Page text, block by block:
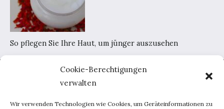
Cookie-Berechtigungen
verwalten
Wir verwenden Technologien wie Cookies, um Geräteinformationen zu
So pflegen Sie Ihre Haut, um jünger auszusehen
Home